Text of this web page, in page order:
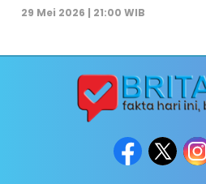
29 Mei 2026 | 21:00 WIB